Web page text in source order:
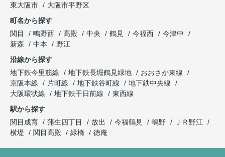
東大阪市
大阪市平野区
町名から探す
関目
鴫野西 高殿 中央 鶴見 今福西
今津中
新森
中本
野江
沿線から探す
地下鉄今里筋線
地下鉄長堀鶴見緑地
おおさか東線
京阪本線
片町線 地下鉄谷町線
地下鉄中央線
大阪環状線
地下鉄千日前線
東西線
駅から探す
関目成育
蒲生四丁目 放出 今福鶴見 鴫野
ＪＲ野江
横堤
関目高殿 緑橋 徳庵